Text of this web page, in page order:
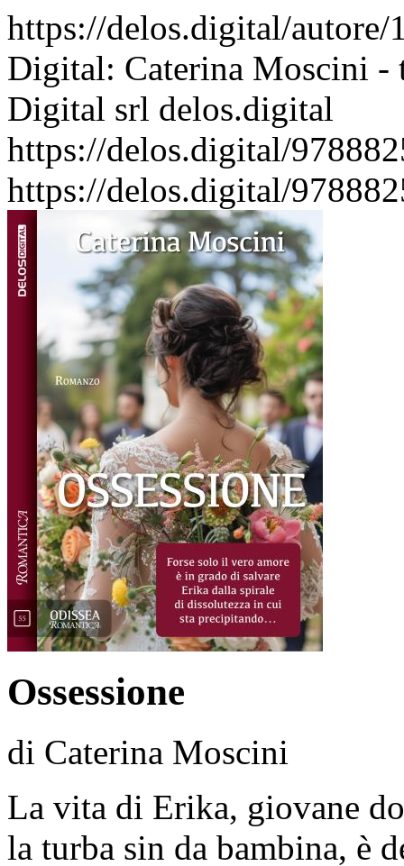
https://delos.digital/
Digital: Caterina Moscini -
Digital srl delos.digital
https://delos.digital/
https://delos.digital/
Ossessione
di Caterina Moscini
La vita di Erika, giovane
la turba sin da bambina, è